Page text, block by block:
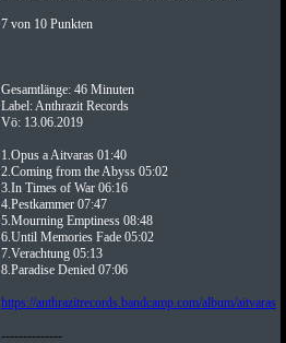
7 von 10 Punkten
Gesamtlänge: 46 Minuten
Label: Anthrazit Records
Vö: 13.06.2019
1.Opus a Aitvaras 01:40
2.Coming from the Abyss 05:02
3.In Times of War 06:16
4.Pestkammer 07:47
5.Mourning Emptiness 08:48
6.Until Memories Fade 05:02
7.Verachtung 05:13
8.Paradise Denied 07:06
https://anthrazitrecords.bandcamp.com/album/aitvaras
--------------